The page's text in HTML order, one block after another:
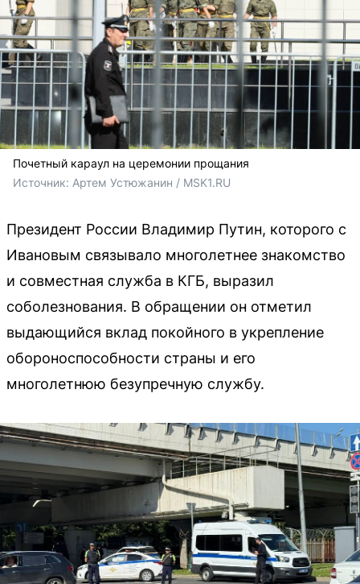
Почетный караул на церемонии прощания
Источник: Артем Устюжанин / MSK1.RU
Президент России Владимир Путин, которого с
Ивановым связывало многолетнее знакомство
и совместная служба в КГБ, выразил
соболезнования. В обращении он отметил
выдающийся вклад покойного в укрепление
обороноспособности страны и его
многолетнюю безупречную службу.